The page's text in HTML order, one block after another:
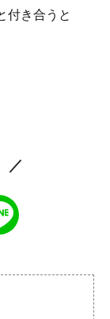
付き合うと
／